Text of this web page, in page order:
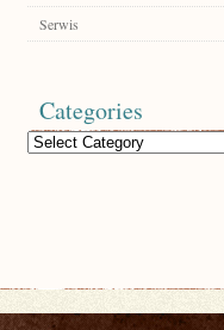
Serwis
Categories
Categories